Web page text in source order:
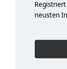
neusten